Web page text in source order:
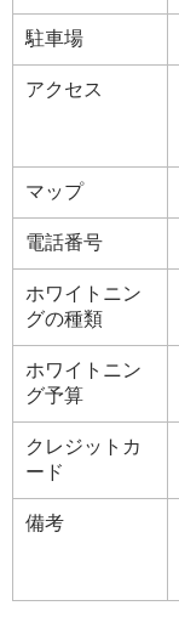
駐車場
アクセス
マップ
電話番号
ホワイトニン
グの種類
ホワイトニン
グ予算
クレジットカ
ード
備考